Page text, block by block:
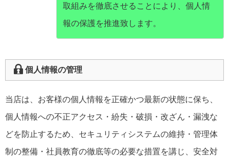
取組みを徹底させることにより、個人情
報の保護を推進致します。
個人情報の管理
当店は、お客様の個人情報を正確かつ最新の状態に保ち、
個人情報への不正アクセス・紛失・破損・改ざん・漏洩な
どを防止するため、セキュリティシステムの維持・管理体
制の整備・社員教育の徹底等の必要な措置を講じ、安全対